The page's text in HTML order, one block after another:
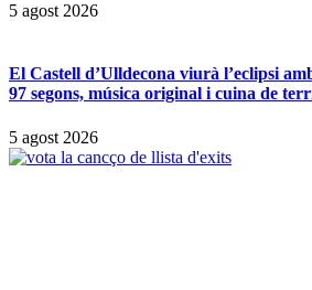
5 agost 2026
El Castell d’Ulldecona viurà l’eclipsi
97 segons, música original i cuina de
5 agost 2026